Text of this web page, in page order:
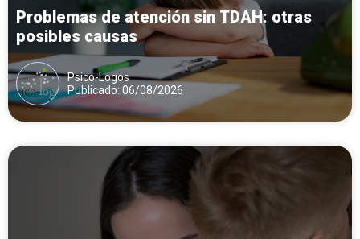
Problemas de atención sin TDAH: otras
posibles causas
Psico-Logos
Publicado: 06/08/2026